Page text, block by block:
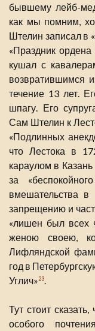
бывшему лейб-
как мы помним,
Штелин записал в
«Праздник
кушал с
возвратившимся
течение 13 лет.
шпагу. Его
Сам Штелин к
«Подлинных
что Лестока в
караулом в
за
вмешательства в
запрещению и
«лишен был всех
женою своею,
Лифляндской
год в
Углич»23
Тут стоит сказать,
особого